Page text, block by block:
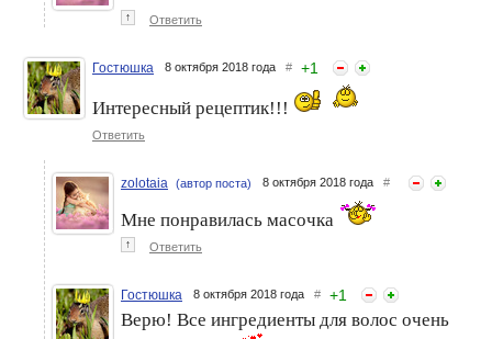
↑ Ответить
Гостюшка 8 октября 2018 года # +1
Интересный рецептик!!!
Ответить
zolotaia (автор поста) 8 октября 2018 года #
Мне понравилась масочка
↑ Ответить
Гостюшка 8 октября 2018 года # +1
Верю! Все ингредиенты для волос очень